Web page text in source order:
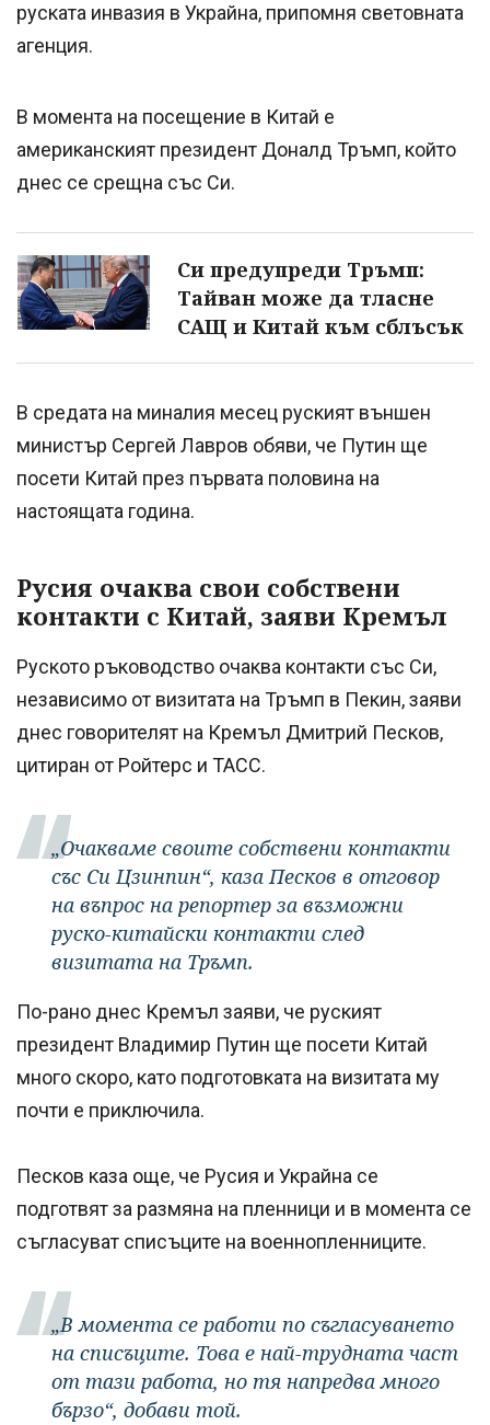
руската инвазия в Украйна, припомня световната
агенция.
В момента на посещение в Китай е
американският президент Доналд Тръмп, който
днес се срещна със Си.
Си предупреди Тръмп:
Тайван може да тласне
САЩ и Китай към сблъсък
В средата на миналия месец руският външен
министър Сергей Лавров обяви, че Путин ще
посети Китай през първата половина на
настоящата година.
Русия очаква свои собствени
контакти с Китай, заяви Кремъл
Руското ръководство очаква контакти със Си,
независимо от визитата на Тръмп в Пекин, заяви
днес говорителят на Кремъл Дмитрий Песков,
цитиран от Ройтерс и ТАСС.
„Очакваме своите собствени контакти
със Си Цзинпин“, каза Песков в отговор
на въпрос на репортер за възможни
руско-китайски контакти след
визитата на Тръмп.
По-рано днес Кремъл заяви, че руският
президент Владимир Путин ще посети Китай
много скоро, като подготовката на визитата му
почти е приключила.
Песков каза още, че Русия и Украйна се
подготвят за размяна на пленници и в момента се
съгласуват списъците на военнопленниците.
„В момента се работи по съгласуването
на списъците. Това е най-трудната част
от тази работа, но тя напредва много
бързо“, добави той.